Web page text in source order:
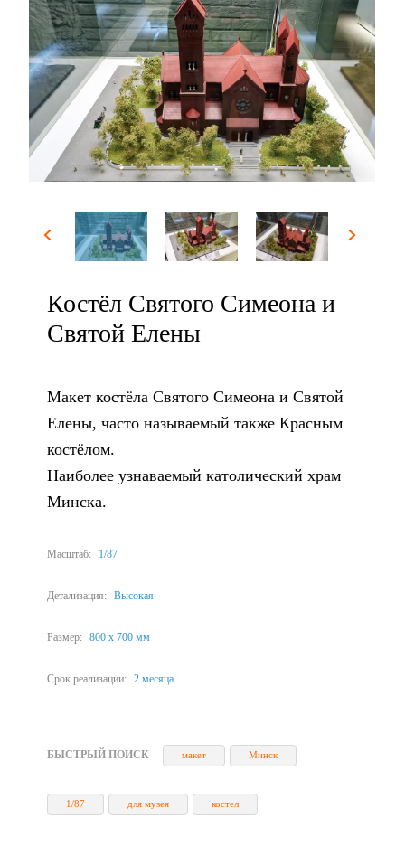
Костёл Святого Симеона и
Святой Елены
Макет костёла Святого Симеона и Святой
Елены, часто называемый также Красным
костёлом.
Наиболее узнаваемый католический храм
Минска.
Масштаб: 1/87
Детализация: Высокая
Размер: 800 х 700 мм
Срок реализации: 2 месяца
БЫСТРЫЙ ПОИСК макет Минск
1/87 для музея костел